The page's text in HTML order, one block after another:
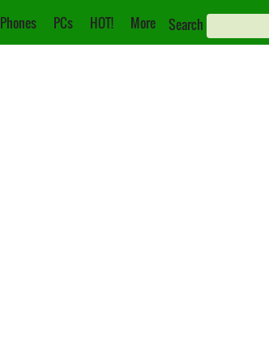
Phones PCs HOT! More Search